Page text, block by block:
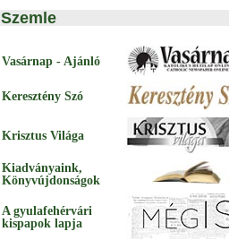
Szemle
Vasárnap - Ajánló
Keresztény Szó
Krisztus Világa
Kiadványaink,
Könyvújdonságok
A gyulafehérvári
kispapok lapja